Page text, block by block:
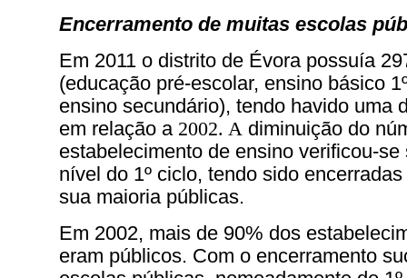
Encerramento de muitas escolas
Em 2011 o distrito de Évora possuía
(educação pré-escolar, ensino básico
ensino secundário), tendo havido uma
em relação a 2002. A diminuição do
estabelecimento de ensino verificou-se
nível do 1º ciclo, tendo sido
sua maioria públicas.
Em 2002, mais de 90% dos
eram públicos. Com o encerramento